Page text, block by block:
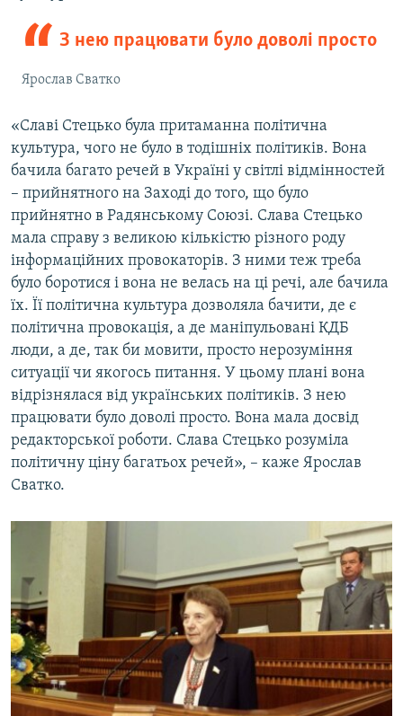
З нею працювати було доволі просто
Ярослав Сватко
«Славі Стецько була притаманна політична
культура, чого не було в тодішніх політиків. Вона
бачила багато речей в Україні у світлі відмінностей
– прийнятного на Заході до того, що було
прийнятно в Радянському Союзі. Слава Стецько
мала справу з великою кількістю різного роду
інформаційних провокаторів. З ними теж треба
було боротися і вона не велась на ці речі, але бачила
їх. Її політична культура дозволяла бачити, де є
політична провокація, а де маніпульовані КДБ
люди, а де, так би мовити, просто нерозуміння
ситуації чи якогось питання. У цьому плані вона
відрізнялася від українських політиків. З нею
працювати було доволі просто. Вона мала досвід
редакторської роботи. Слава Стецько розуміла
політичну ціну багатьох речей», – каже Ярослав
Сватко.